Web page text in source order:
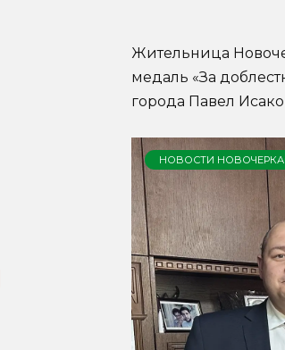
Жительница
медаль «За
города Павел
НОВОСТИ